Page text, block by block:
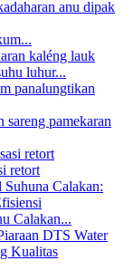
luhur...
pamekaran
retort
Calakan...